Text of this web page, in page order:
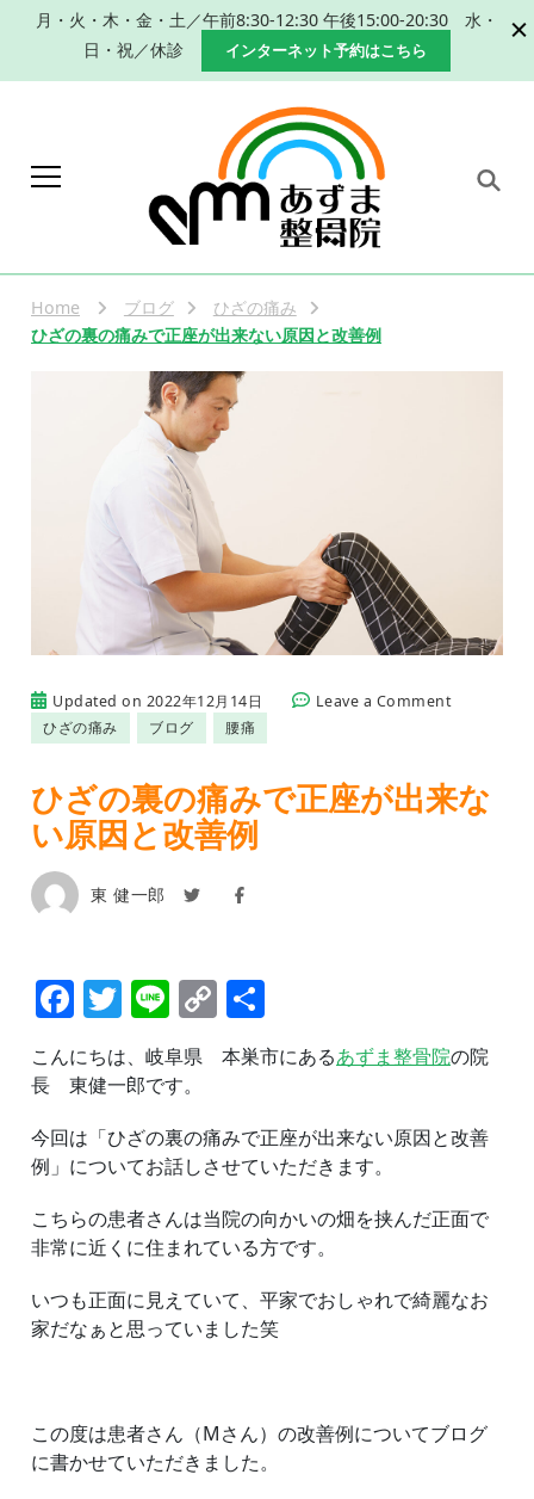
月・火・木・金・土／午前8:30-12:30 午後15:00-20:30 水・
日・祝／休診
インターネット予約はこちら
めの手技による整体、産後の骨盤矯正な
らあずま整骨院におまかせください。
Home ブログ
ひざの痛み
ひざの裏の痛みで正座が出来ない原因と改善例
Updated on 2022年12月14日 Leave a Commenton
裏
の
因
善
例
ひざの痛み ブログ 腰痛
ひざの裏の痛みで正座が出来な
い原因と改善例
東 健一郎
Facebook
Twitter
LineCopy
Link
有
こんにちは、岐阜県 本巣市にあるあずま整骨院の院
長 東健一郎です。
今回は「ひざの裏の痛みで正座が出来ない原因と改善
例」についてお話しさせていただきます。
こちらの患者さんは当院の向かいの畑を挟んだ正面で
非常に近くに住まれている方です。
いつも正面に見えていて、平家でおしゃれで綺麗なお
家だなぁと思っていました笑
この度は患者さん（Mさん）の改善例についてブログ
に書かせていただきました。